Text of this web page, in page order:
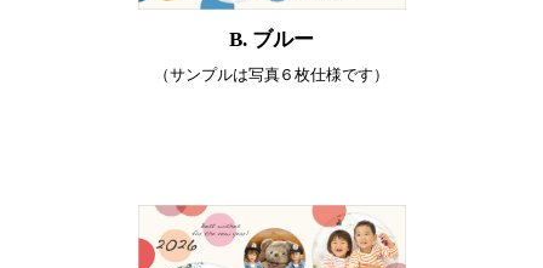
B. ブルー
（サンプルは写真６枚仕様です）